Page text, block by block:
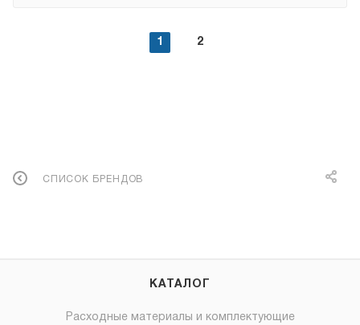
1 2
СПИСОК БРЕНДОВ
КАТАЛОГ
Расходные материалы и комплектующие